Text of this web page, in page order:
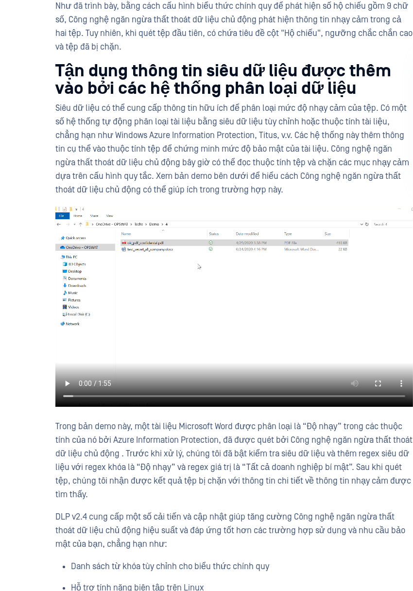
Như đã trình bày, bằng cách cấu hình biểu thức chính quy để phát hiện số hộ chiếu gồm 9 chữ
số, Công nghệ ngăn ngừa thất thoát dữ liệu chủ động phát hiện thông tin nhạy cảm trong cả
hai tệp. Tuy nhiên, khi quét tệp đầu tiên, có chứa tiêu đề cột "Hộ chiếu", ngưỡng chắc chắn cao
và tệp đã bị chặn.
Tận dụng thông tin siêu dữ liệu được thêm
vào bởi các hệ thống phân loại dữ liệu
Siêu dữ liệu có thể cung cấp thông tin hữu ích để phân loại mức độ nhạy cảm của tệp. Có một
số hệ thống tự động phân loại tài liệu bằng siêu dữ liệu tùy chỉnh hoặc thuộc tính tài liệu,
chẳng hạn như Windows Azure Information Protection, Titus, v.v. Các hệ thống này thêm thông
tin cụ thể vào thuộc tính tệp để chứng minh mức độ bảo mật của tài liệu. Công nghệ ngăn
ngừa thất thoát dữ liệu chủ động bây giờ có thể đọc thuộc tính tệp và chặn các mục nhạy cảm
dựa trên cấu hình quy tắc. Xem bản demo bên dưới để hiểu cách Công nghệ ngăn ngừa thất
thoát dữ liệu chủ động có thể giúp ích trong trường hợp này.
Trong bản demo này, một tài liệu Microsoft Word được phân loại là “Độ nhạy” trong các thuộc
tính của nó bởi Azure Information Protection, đã được quét bởi Công nghệ ngăn ngừa thất thoát
dữ liệu chủ động . Trước khi xử lý, chúng tôi đã bật kiểm tra siêu dữ liệu và thêm regex siêu dữ
liệu với regex khóa là “Độ nhạy” và regex giá trị là “Tất cả doanh nghiệp bí mật”. Sau khi quét
tệp, chúng tôi nhận được kết quả tệp bị chặn với thông tin chi tiết về thông tin nhạy cảm được
tìm thấy.
DLP v2.4 cung cấp một số cải tiến và cập nhật giúp tăng cường Công nghệ ngăn ngừa thất
thoát dữ liệu chủ động hiệu suất và đáp ứng tốt hơn các trường hợp sử dụng và nhu cầu bảo
mật của bạn, chẳng hạn như:
Danh sách từ khóa tùy chỉnh cho biểu thức chính quy
Hỗ trợ tính năng biên tập trên Linux